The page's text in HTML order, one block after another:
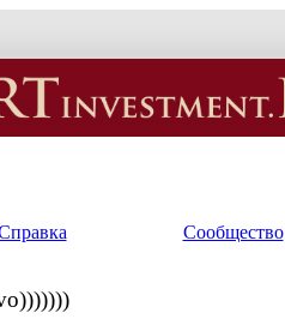
Сообщество